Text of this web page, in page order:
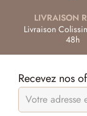
LIVRAISON
Livraison
48h
Recevez nos